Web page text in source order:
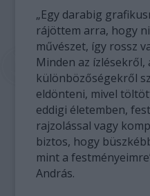
„Egy darabig
rájöttem arra, hogy
művészet, így rossz
Minden az ízlésekről,
különbözőségekről
eldönteni, mivel
eddigi életemben,
rajzolással vagy
biztos, hogy
mint a
András.